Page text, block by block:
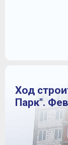
Ход
Парк".